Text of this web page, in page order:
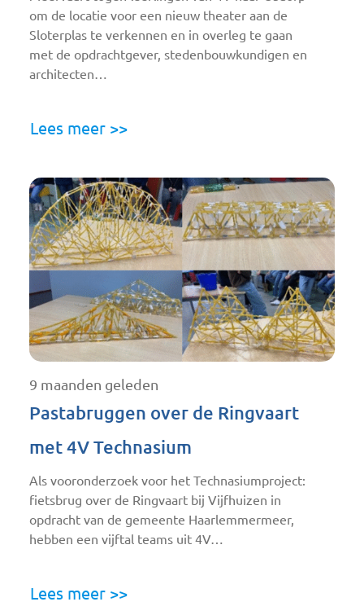
om de locatie voor een nieuw theater aan de
Sloterplas te verkennen en in overleg te gaan
met de opdrachtgever, stedenbouwkundigen en
architecten…
Lees meer >>
9 maanden geleden
Pastabruggen over de Ringvaart
met 4V Technasium
Als vooronderzoek voor het Technasiumproject:
fietsbrug over de Ringvaart bij Vijfhuizen in
opdracht van de gemeente Haarlemmermeer,
hebben een vijftal teams uit 4V…
Lees meer >>